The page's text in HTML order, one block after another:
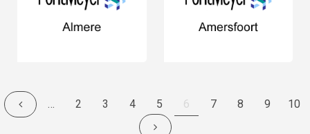
… Pagina
2 Pagina
3 Pagina
4 Pagina
5
Huidige
6 Pagina
7 Pagina
8 Pagina
9 10